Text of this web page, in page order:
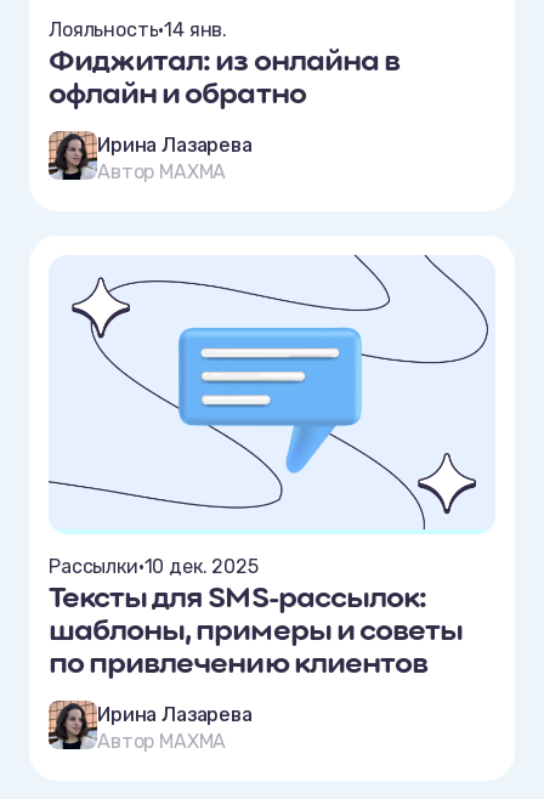
Лояльность•14 янв.
Фиджитал: из онлайна в
офлайн и обратно
Ирина Лазарева
Автор MAXMA
Рассылки•10 дек. 2025
Тексты для SMS-рассылок:
шаблоны, примеры и советы
по привлечению клиентов
Ирина Лазарева
Автор MAXMA